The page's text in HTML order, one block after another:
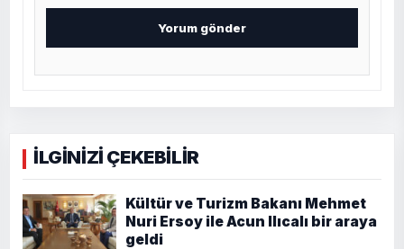
İLGİNİZİ ÇEKEBİLİR
Kültür ve Turizm Bakanı Mehmet
Nuri Ersoy ile Acun Ilıcalı bir araya
geldi